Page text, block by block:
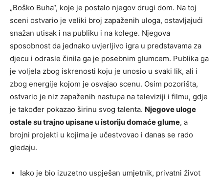
„Boško Buha“, koje je postalo njegov drugi dom. Na toj
sceni ostvario je veliki broj zapaženih uloga, ostavljajući
snažan utisak i na publiku i na kolege. Njegova
sposobnost da jednako uvjerljivo igra u predstavama za
djecu i odrasle činila ga je posebnim glumcem. Publika ga
je voljela zbog iskrenosti koju je unosio u svaki lik, ali i
zbog energije kojom je osvajao scenu. Osim pozorišta,
ostvario je niz zapaženih nastupa na televiziji i filmu, gdje
je također pokazao širinu svog talenta. Njegove uloge
ostale su trajno upisane u istoriju domaće glume, a
brojni projekti u kojima je učestvovao i danas se rado
gledaju.
Iako je bio izuzetno uspješan umjetnik, privatni život